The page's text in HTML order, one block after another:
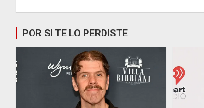
POR SI TE LO PERDISTE